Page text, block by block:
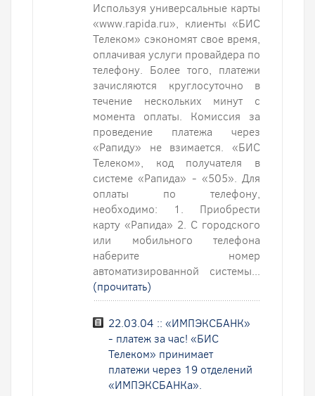
Используя универсальные карты
«www.rapida.ru», клиенты «БИС
Телеком» сэкономят свое время,
оплачивая услуги провайдера по
телефону. Более того, платежи
зачисляются круглосуточно в
течение нескольких минут с
момента оплаты. Комиссия за
проведение платежа через
«Рапиду» не взимается. «БИС
Телеком», код получателя в
системе «Рапида» - «505». Для
оплаты по телефону,
необходимо: 1. Приобрести
карту «Рапида» 2. С городского
или мобильного телефона
наберите номер
автоматизированной системы...
(прочитать)
22.03.04 :: «ИМПЭКСБАНК»
- платеж за час! «БИС
Телеком» принимает
платежи через 19 отделений
«ИМПЭКСБАНКа».